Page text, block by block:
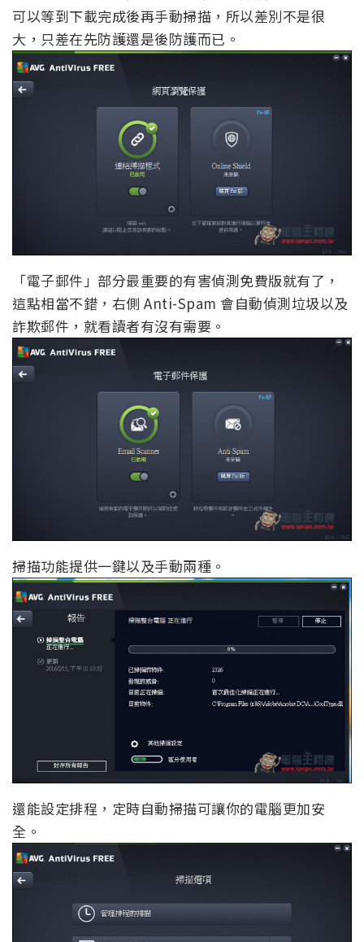
可以等到下載完成後再手動掃描，所以差別不是很
大，只差在先防護還是後防護而已。
「電子郵件」部分最重要的有害偵測免費版就有了，
這點相當不錯，右側 Anti-Spam 會自動偵測垃圾以及
詐欺郵件，就看讀者有沒有需要。
掃描功能提供一鍵以及手動兩種。
還能設定排程，定時自動掃描可讓你的電腦更加安
全。